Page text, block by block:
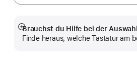
Brauchst du Hilfe bei der
Finde heraus, welche Tastatur am
Mehr
anzeigen